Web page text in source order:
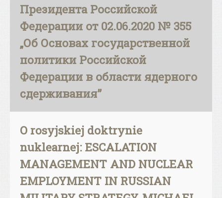
Президента Российской
Федерации от 02.06.2020 № 355
„Об Основах государственной
политики Российской
Федерации в области ядерного
сдерживания”
O rosyjskiej doktrynie
nuklearnej: ESCALATION
MANAGEMENT AND NUCLEAR
EMPLOYMENT IN RUSSIAN